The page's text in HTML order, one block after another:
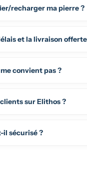
recharger ma pierre ?
et la livraison
convient pas ?
sur Elithos ?
il sécurisé ?